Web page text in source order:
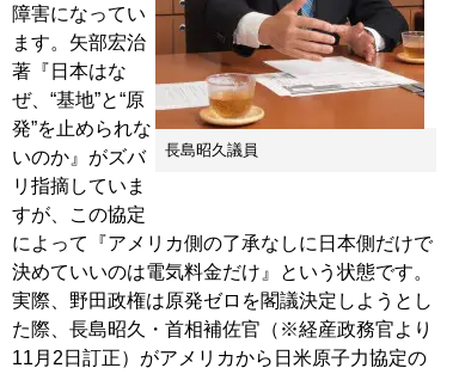
長島昭久議員
障害になってい
ます。矢部宏治
著『日本はな
ぜ、“基地”と“原
発”を止められな
いのか』がズバ
リ指摘していま
すが、この協定
によって『アメリカ側の了承なしに日本側だけで
決めていいのは電気料金だけ』という状態です。
実際、野田政権は原発ゼロを閣議決定しようとし
た際、長島昭久・首相補佐官（※経産政務官より
11月2日訂正）がアメリカから日米原子力協定の